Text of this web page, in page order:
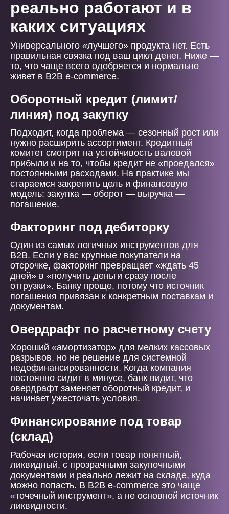
реально работают и в
каких ситуациях
Универсального «лучшего» продукта нет. Есть
правильная связка под ваш цикл денег. Ниже —
то, что чаще всего одобряется и нормально
живет в B2B e-commerce.
Оборотный кредит (лимит/
линия) под закупку
Подходит, когда проблема — сезонный рост или
нужно расширить ассортимент. Кредитный
комитет смотрит на устойчивость валовой
прибыли и на то, чтобы кредит не «проедался»
постоянными расходами. На практике мы
стараемся закрепить цель и финансовую
модель: закупка — оборот — выручка —
погашение.
Факторинг под дебиторку
Один из самых логичных инструментов для
B2B. Если у вас крупные покупатели на
отсрочке, факторинг превращает «ждать 45
дней» в «получить деньги сразу после
отгрузки». Банку проще, потому что источник
погашения привязан к конкретным поставкам и
документам.
Овердрафт по расчетному счету
Хороший «амортизатор» для мелких кассовых
разрывов, но не решение для системной
недофинансированности. Когда компания
постоянно сидит в минусе, банк видит, что
овердрафт заменяет оборотный кредит, и
начинает ужесточать условия.
Финансирование под товар
(склад)
Рабочая история, если товар понятный,
ликвидный, с прозрачными закупочными
документами и реально лежит на складе, куда
можно попасть. В B2B e-commerce это чаще
«точечный инструмент», а не основной источник
ликвидности.